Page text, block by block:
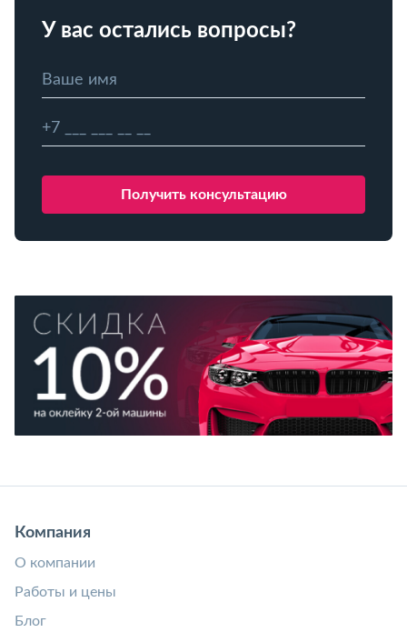
У вас остались вопросы?
Компания
О компании
Работы и цены
Блог